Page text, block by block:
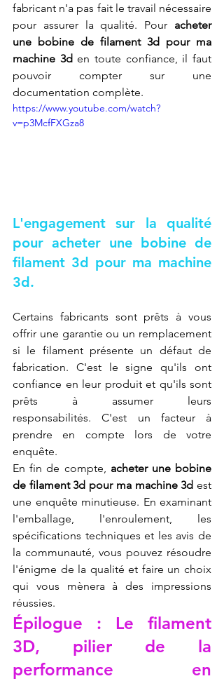
fabricant n'a pas fait le travail nécessaire
pour assurer la qualité. Pour acheter
une bobine de filament 3d pour ma
machine 3d en toute confiance, il faut
pouvoir compter sur une
documentation complète.
https://www.youtube.com/watch?
v=p3McfFXGza8
L'engagement sur la qualité
pour acheter une bobine de
filament 3d pour ma machine
3d.
Certains fabricants sont prêts à vous
offrir une garantie ou un remplacement
si le filament présente un défaut de
fabrication. C'est le signe qu'ils ont
confiance en leur produit et qu'ils sont
prêts à assumer leurs
responsabilités. C'est un facteur à
prendre en compte lors de votre
enquête.
En fin de compte, acheter une bobine
de filament 3d pour ma machine 3d est
une enquête minutieuse. En examinant
l'emballage, l'enroulement, les
spécifications techniques et les avis de
la communauté, vous pouvez résoudre
l'énigme de la qualité et faire un choix
qui vous mènera à des impressions
réussies.
Épilogue : Le filament
3D, pilier de la
performance en